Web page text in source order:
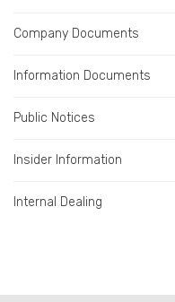
Company Documents
Information Documents
Public Notices
Insider Information
Internal Dealing